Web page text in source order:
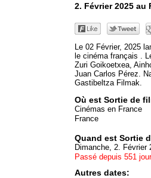
2. Février 2025 au
Le 02 Février, 2025
le cinéma français .
Zuri Goikoetxea,
Juan Carlos Pérez.
Gastibeltza Filmak.
Où est Sortie de
Cinémas en France
France
Quand est Sortie
Dimanche, 2. Février
Passé depuis 551
Autres dates: